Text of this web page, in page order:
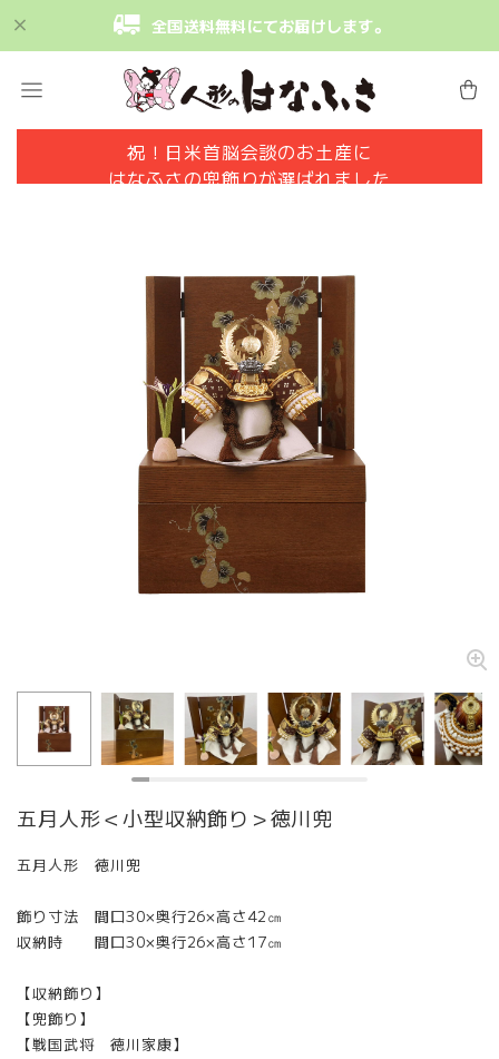
全国送料無料にてお届けします。
祝！日米首脳会談のお土産に
はなふさの兜飾りが選ばれました
五月人形＜小型収納飾り＞徳川兜
五月人形 徳川兜
飾り寸法 間口30×奥行26×高さ42㎝
収納時 間口30×奥行26×高さ17㎝
【収納飾り】
【兜飾り】
【戦国武将 徳川家康】